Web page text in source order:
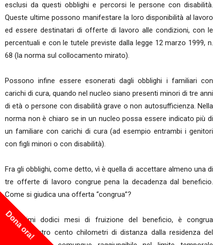
esclusi da questi obblighi e percorsi le persone con disabilità.
Queste ultime possono manifestare la loro disponibilità al lavoro
ed essere destinatari di offerte di lavoro alle condizioni, con le
percentuali e con le tutele previste dalla legge 12 marzo 1999, n.
68 (la norma sul collocamento mirato).
Possono infine essere esonerati dagli obblighi i familiari con
carichi di cura, quando nel nucleo siano presenti minori di tre anni
di età o persone con disabilità grave o non autosufficienza. Nella
norma non è chiaro se in un nucleo possa essere indicato più di
un familiare con carichi di cura (ad esempio entrambi i genitori
con figli minori o con disabilità).
Fra gli obblighi, come detto, vì è quella di accettare almeno una di
tre offerte di lavoro congrue pena la decadenza dal beneficio.
Come si giudica una offerta “congrua”?
Nei primi dodici mesi di fruizione del beneficio, è congrua
l’offerta entro cento chilometri di distanza dalla residenza del
Dona ora!